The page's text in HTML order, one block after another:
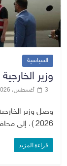
السياسية
وزير
3 أغسطس، 2026
2026 )، إلى محافظة النجف، للمشاركة في مراسم الزيارة
قراءة المزيد